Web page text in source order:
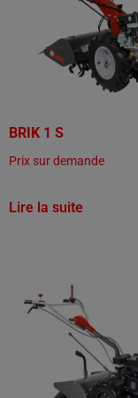
BRIK 1 S
Prix sur demande
Lire la suite